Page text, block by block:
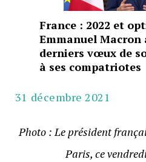
France : 2022 et
Emmanuel Macron
derniers vœux de
à ses compatriotes
31 décembre 2021
Photo : Le président
Paris, ce